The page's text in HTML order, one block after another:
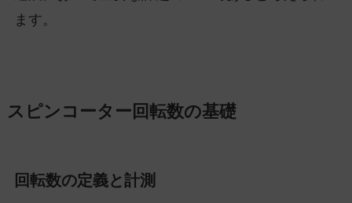
ます。
スピンコーター回転数の基礎
回転数の定義と計測